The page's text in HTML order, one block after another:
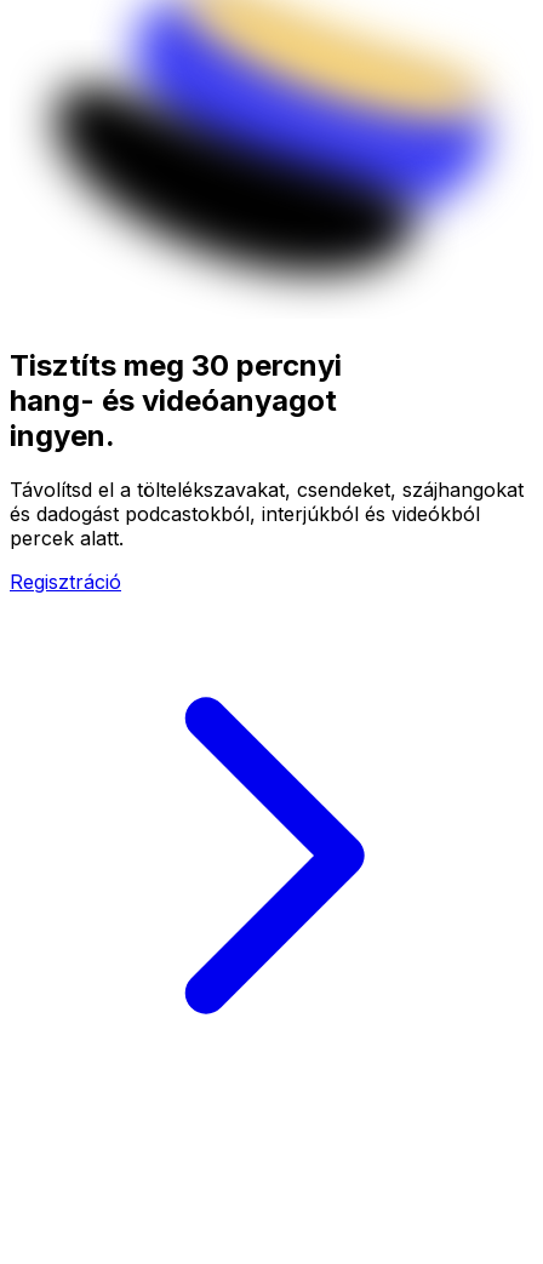
Tisztíts meg 30 percnyi
hang- és videóanyagot
ingyen.
Távolítsd el a töltelékszavakat, csendeket, szájhangokat
és dadogást podcastokból, interjúkból és videókból
percek alatt.
Regisztráció